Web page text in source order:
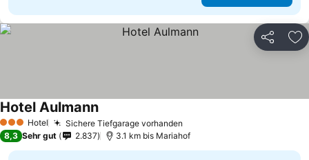
Teilen
3 SterneHotel Sichere Tiefgarage vorhanden
Hotel Aulmann
8,3 Sehr gut 2.837 3.1 km bis Mariahof